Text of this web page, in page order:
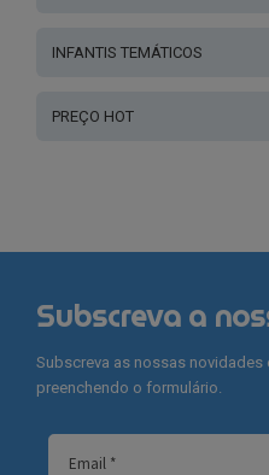
INFANTIS TEMÁTICOS
PREÇO HOT
Subscreva a
Subscreva as nossas novidades
preenchendo o formulário.